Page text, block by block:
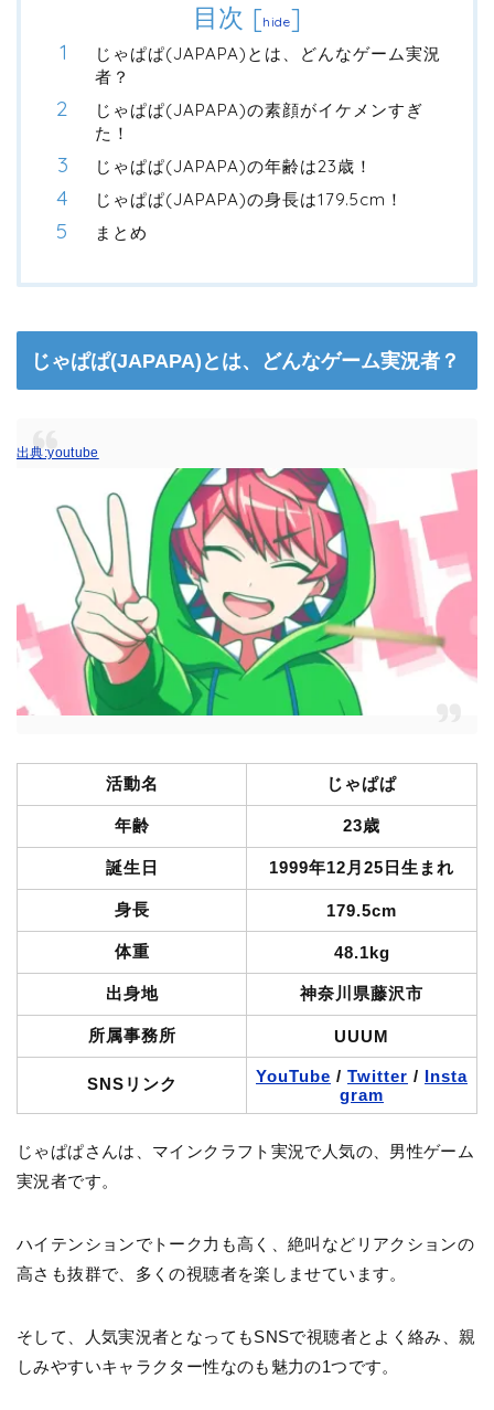
目次 [hide]
じゃぱぱ(JAPAPA)とは、どんなゲーム実況
者？
じゃぱぱ(JAPAPA)の素顔がイケメンすぎ
た！
じゃぱぱ(JAPAPA)の年齢は23歳！
じゃぱぱ(JAPAPA)の身長は179.5cm！
まとめ
じゃぱぱ(JAPAPA)とは、どんなゲーム実況者？
出典:youtube
活動名 じゃぱぱ
年齢 23歳
誕生日 1999年12月25日生まれ
身長 179.5cm
体重 48.1kg
出身地 神奈川県藤沢市
所属事務所 UUUM
SNSリンク YouTube / Twitter / Insta
gram
じゃぱぱさんは、マインクラフト実況で人気の、男性ゲーム
実況者です。
ハイテンションでトーク力も高く、絶叫などリアクションの
高さも抜群で、多くの視聴者を楽しませています。
そして、人気実況者となってもSNSで視聴者とよく絡み、親
しみやすいキャラクター性なのも魅力の1つです。